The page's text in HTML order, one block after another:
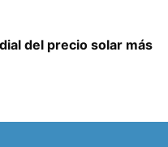
del precio solar más